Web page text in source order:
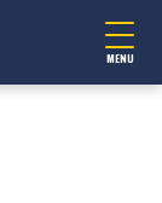
MENU